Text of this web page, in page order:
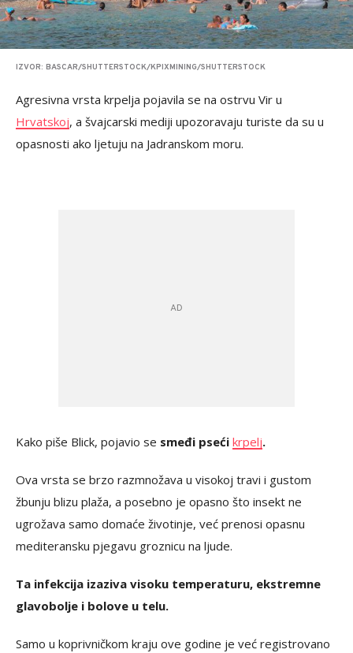
IZVOR: BASCAR/SHUTTERSTOCK/KPIXMINING/SHUTTERSTOCK
Agresivna vrsta krpelja pojavila se na ostrvu Vir u
Hrvatskoj, a švajcarski mediji upozoravaju turiste da su u
opasnosti ako ljetuju na Jadranskom moru.
Kako piše Blick, pojavio se smeđi pseći krpelj.
Ova vrsta se brzo razmnožava u visokoj travi i gustom
žbunju blizu plaža, a posebno je opasno što insekt ne
ugrožava samo domaće životinje, već prenosi opasnu
mediteransku pjegavu groznicu na ljude.
Ta infekcija izaziva visoku temperaturu, ekstremne
glavobolje i bolove u telu.
Samo u koprivničkom kraju ove godine je već registrovano